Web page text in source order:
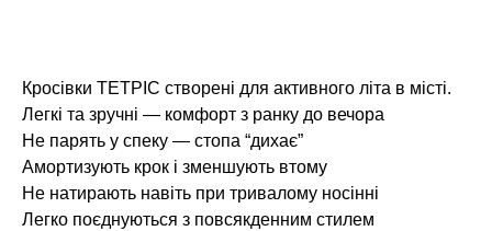
Кросівки ТЕТРІС створені для активного літа в місті.
Легкі та зручні — комфорт з ранку до вечора
Не парять у спеку — стопа “дихає”
Амортизують крок і зменшують втому
Не натирають навіть при тривалому носінні
Легко поєднуються з повсякденним стилем